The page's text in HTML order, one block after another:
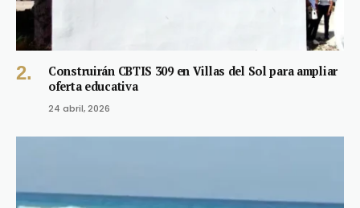
Construirán CBTIS 309 en Villas del Sol para ampliar
oferta educativa
24 abril, 2026